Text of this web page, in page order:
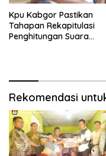
Kpu Kabgor Pastikan
Tahapan Rekapitulasi
Penghitungan Suara
Rekomendasi